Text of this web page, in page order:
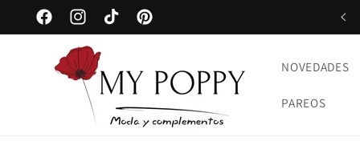
directamente
al contenido
FacebookInstagramTikTokPinterest
ENVÍO GRATUITO en pedidos desde 75€
NOVEDADES
PAREOS